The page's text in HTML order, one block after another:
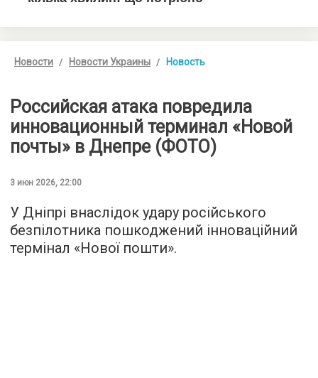
Новости Новости Украины Новость
Российская атака повредила
инновационный терминал «Новой
почты» в Днепре (ФОТО)
3 июн 2026, 22:00
У Дніпрі внаслідок удару російського
безпілотника пошкоджений інноваційний
термінал «Нової пошти».